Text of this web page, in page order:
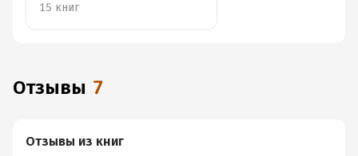
15 книг
Отзывы 7
Отзывы из книг